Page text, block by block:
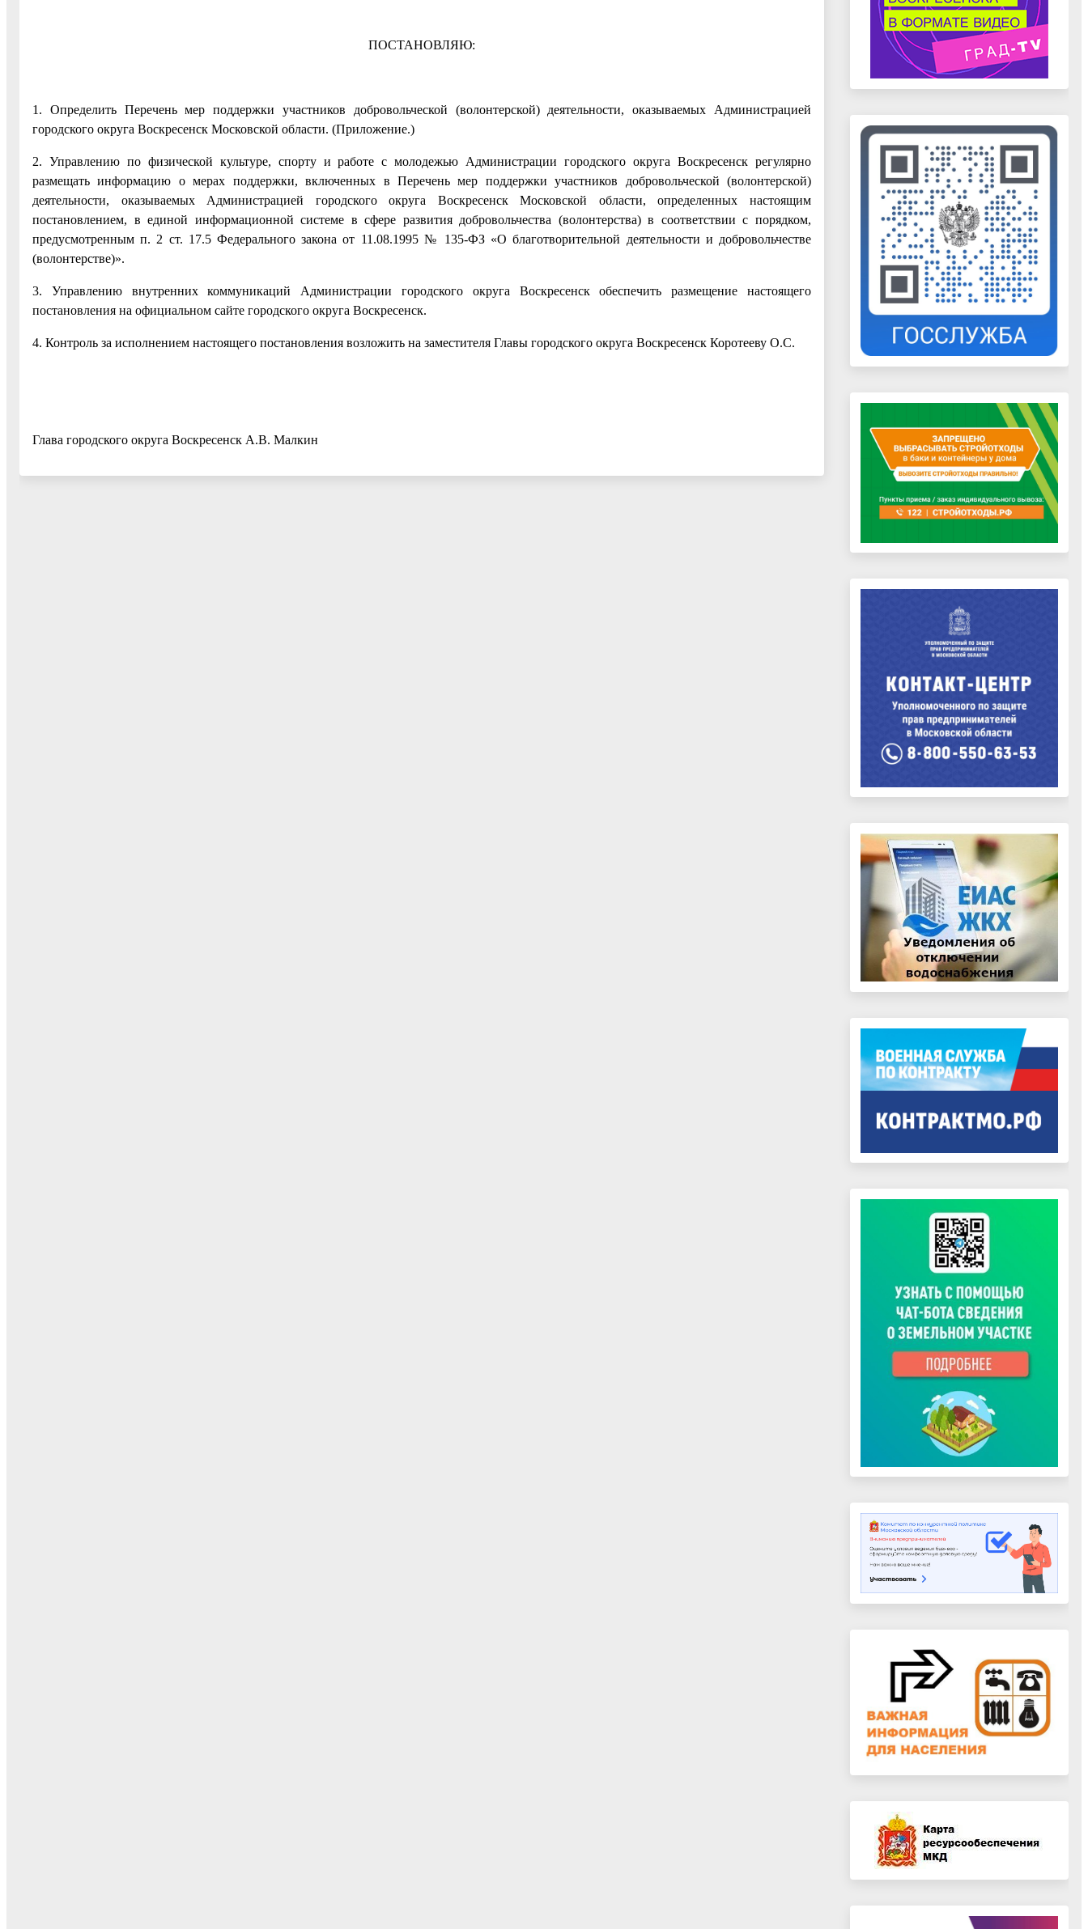
ПОСТАНОВЛЯЮ:
1. Определить Перечень мер поддержки участников добровольческой (волонтерской) деятельности, оказываемых Администрацией
городского округа Воскресенск Московской области. (Приложение.)
2. Управлению по физической культуре, спорту и работе с молодежью Администрации городского округа Воскресенск регулярно
размещать информацию о мерах поддержки, включенных в Перечень мер поддержки участников добровольческой (волонтерской)
деятельности, оказываемых Администрацией городского округа Воскресенск Московской области, определенных настоящим
постановлением, в единой информационной системе в сфере развития добровольчества (волонтерства) в соответствии с порядком,
предусмотренным п. 2 ст. 17.5 Федерального закона от 11.08.1995 № 135-ФЗ «О благотворительной деятельности и добровольчестве
(волонтерстве)».
3. Управлению внутренних коммуникаций Администрации городского округа Воскресенск обеспечить размещение настоящего
постановления на официальном сайте городского округа Воскресенск.
4. Контроль за исполнением настоящего постановления возложить на заместителя Главы городского округа Воскресенск Коротееву О.С.
Глава городского округа Воскресенск А.В. Малкин